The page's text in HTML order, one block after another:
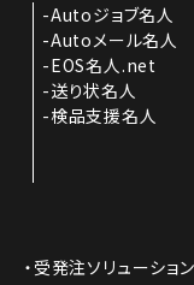
Autoジョブ名人
Autoメール名人
EOS名人.net
送り状名人
検品支援名人
受発注ソリューション